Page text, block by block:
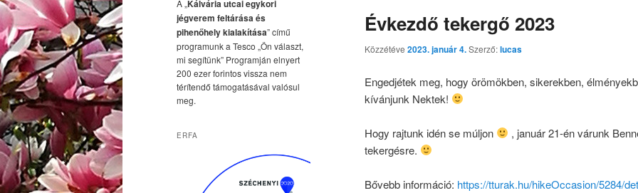
Évkezdő tekergő 2023
Közzétéve 2023. január 4.Szerző:lucas
Engedjétek meg, hogy örömökben, sikerekben,
kívánjunk Nektek!
Hogy rajtunk idén se múljon
, január 21-én várunk
tekergésre.
Bővebb információ: https://tturak.hu/hikeOccasion/5284/
A „Kálvária utcai egykori
jégverem feltárása és
pihenőhely kialakítása” című
programunk a Tesco „Ön választ,
mi segítünk” Programján elnyert
200 ezer forintos vissza nem
térítendő támogatásával valósul
meg.
ERFA